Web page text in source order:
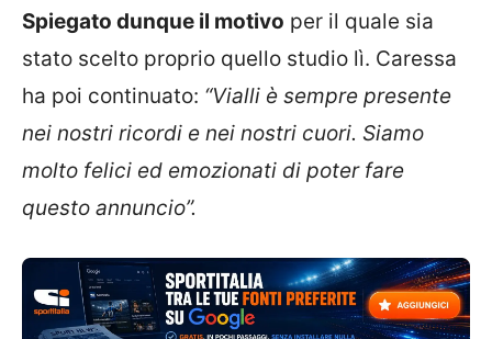
Spiegato dunque il motivo per il quale sia
stato scelto proprio quello studio lì. Caressa
ha poi continuato: “Vialli è sempre presente
nei nostri ricordi e nei nostri cuori. Siamo
molto felici ed emozionati di poter fare
questo annuncio”.